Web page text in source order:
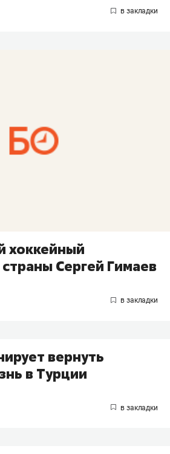
хоккейный
Сергей Гимаев
вернуть
в Турции